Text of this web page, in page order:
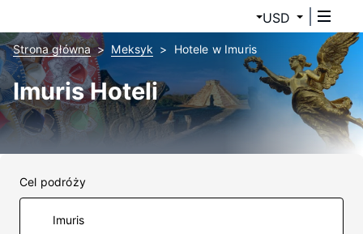
USD
Strona główna Meksyk Hotele w Imuris
Imuris Hoteli
Cel podróży